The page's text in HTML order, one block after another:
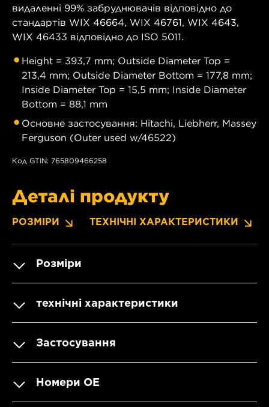
видаленні 99% забруднювачів відповідно до
стандартів WIX 46664, WIX 46761, WIX 4643,
WIX 46433 відповідно до ISO 5011.
Height = 393,7 mm; Outside Diameter Top =
213,4 mm; Outside Diameter Bottom = 177,8 mm;
Inside Diameter Top = 15,5 mm; Inside Diameter
Bottom = 88,1 mm
Основне застосування: Hitachi, Liebherr, Massey
Ferguson (Outer used w/46522)
Код GTIN: 765809466258
Деталі продукту
РОЗМІРИ ТЕХНІЧНІ ХАРАКТЕРИСТИКИ
Розміри
технічні характеристики
Застосування
Номери OE